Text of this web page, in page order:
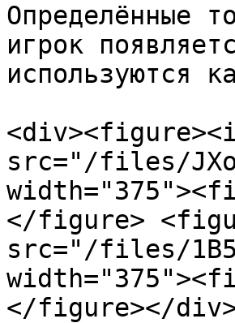
Определённые
игрок
используются
src="/files/
</figure>
src="/files/
</figure></